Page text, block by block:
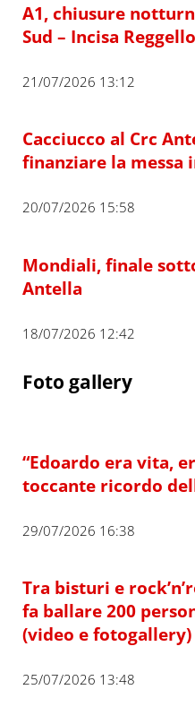
A1, chiusure
Sud – Incisa Reggello
21/07/2026 13:12
Cacciucco al Crc
finanziare la messa
20/07/2026 15:58
Mondiali, finale
Antella
18/07/2026 12:42
Foto gallery
“Edoardo era vita,
toccante ricordo
29/07/2026 16:38
Tra bisturi e
fa ballare 200
(video e fotogallery)
25/07/2026 13:48